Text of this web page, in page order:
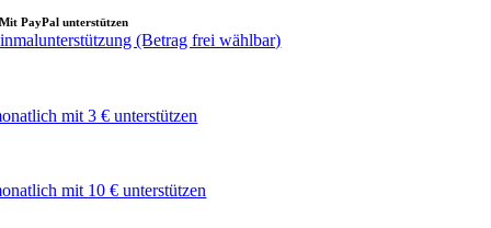
Mit PayPal unterstützen
(Betrag frei wählbar)
mit 3 € unterstützen
mit 10 € unterstützen